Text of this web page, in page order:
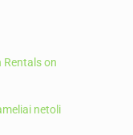
Rentals on
netoli